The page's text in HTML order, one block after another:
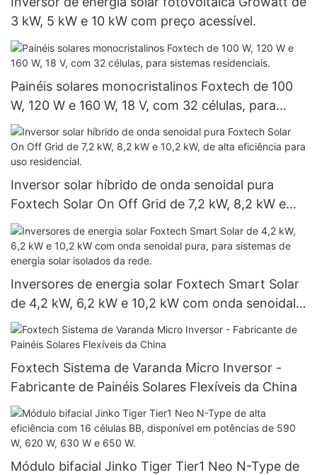
3 kW, 5 kW e 10 kW com preço acessível.
Painéis solares monocristalinos Foxtech de 100
W, 120 W e 160 W, 18 V, com 32 células, para
sistemas residenciais.
Inversor solar híbrido de onda senoidal pura
Foxtech Solar On Off Grid de 7,2 kW, 8,2 kW e
10,2 kW, de alta eficiência para uso residencial.
Inversores de energia solar Foxtech Smart Solar
de 4,2 kW, 6,2 kW e 10,2 kW com onda senoidal
pura, para sistemas de energia solar isolados da
rede.
Foxtech Sistema de Varanda Micro Inversor -
Fabricante de Painéis Solares Flexíveis da China
Módulo bifacial Jinko Tiger Tier1 Neo N-Type de